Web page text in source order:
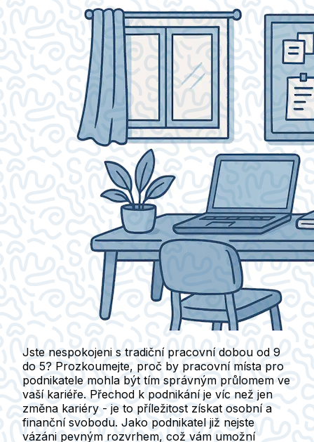
Jste nespokojeni s tradiční pracovní dobou od 9
do 5? Prozkoumejte, proč by pracovní místa pro
podnikatele mohla být tím správným průlomem ve
vaší kariéře. Přechod k podnikání je víc než jen
změna kariéry - je to příležitost získat osobní a
finanční svobodu. Jako podnikatel již nejste
vázáni pevným rozvrhem, což vám umožní